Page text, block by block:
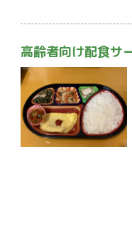
高齢者向け配食